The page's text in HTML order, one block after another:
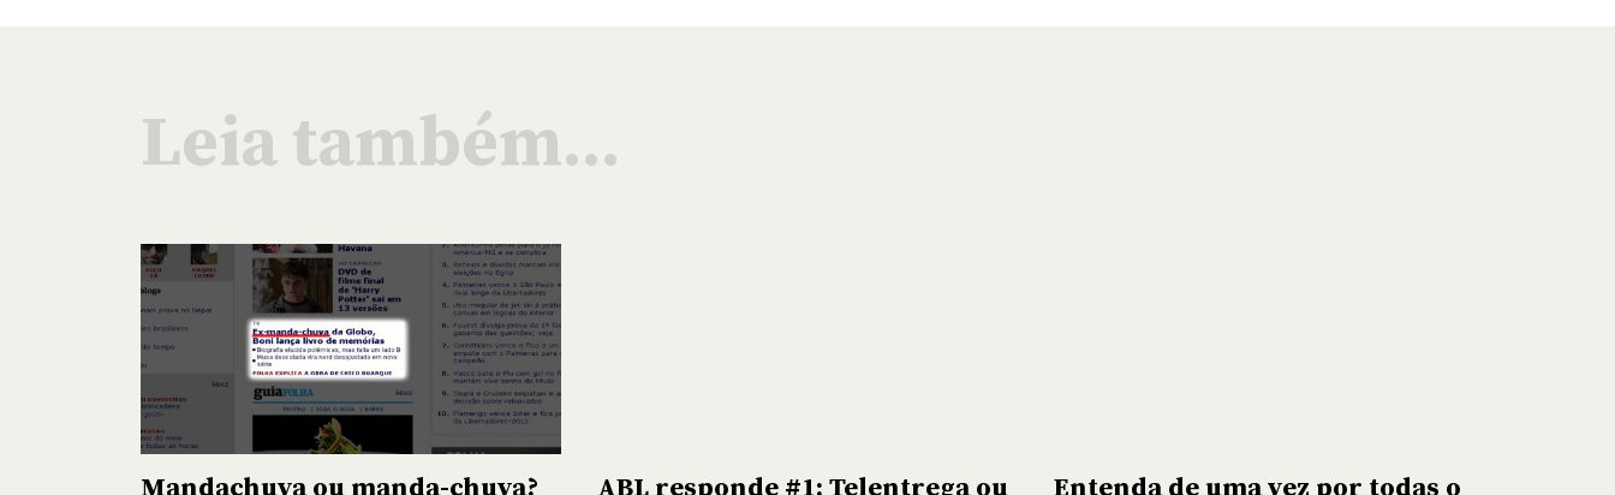
Leia também...
Mandachuva ou manda-chuva? ABL responde #1: Telentrega ou Entenda de uma vez por todas o